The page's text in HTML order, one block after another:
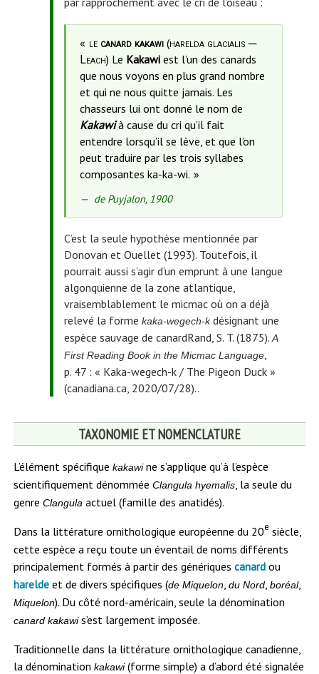
le canard kakawi(harelda glacialis ─
Leach) Le Kakawi est l’un des canards
que nous voyons en plus grand nombre
et qui ne nous quitte jamais. Les
chasseurs lui ont donné le nom de
Kakawià cause du cri qu’il fait
entendre lorsqu’il se lève, et que l’on
peut traduire par les trois syllabes
composantes ka-ka-wi.
Source
de
de Puyjalon, 1900
C’est la seule hypothèse mentionnée par
Donovan et Ouellet (1993). Toutefois, il
pourrait aussi s’agir d’un emprunt à une langue
algonquienne de la zone atlantique,
vraisemblablement le micmac où on a déjà
relevé la forme kaka-wegech-kdésignant une
espèce sauvage de canardRand, S. T. (1875). A
First Reading Book in the Micmac Language,
p. 47 : « Kaka-wegech-k / The Pigeon Duck »
(canadiana.ca, 2020/07/28)..
TAXONOMIE ET NOMENCLATURE
L’élément spécifiquekakawine s’applique qu’à l’espèce
scientifiquement dénomméeClangula hyemalis , la seule du
genreClangulaactuel (famille des anatidés).
Dans la littérature ornithologique européenne du 20e siècle,
cette espèce a reçu toute un éventail de noms différents
principalement formés à partir des génériquescanardou
hareldeet de divers spécifiques (de Miquelon ,du Nord ,boréal,
Miquelon). Du côté nord-américain, seule la dénomination
canard kakawis’est largement imposée.
Traditionnelle dans la littérature ornithologique canadienne,
la dénominationkakawi(forme simple) a d’abord été signalée